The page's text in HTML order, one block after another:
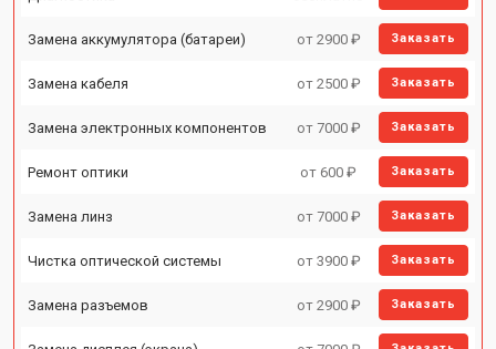
Замена аккумулятора (батареи) от 2900 ₽ Заказать
Замена кабеля от 2500 ₽ Заказать
Замена электронных компонентов от 7000 ₽ Заказать
Ремонт оптики от 600 ₽ Заказать
Замена линз от 7000 ₽ Заказать
Чистка оптической системы от 3900 ₽ Заказать
Замена разъемов от 2900 ₽ Заказать